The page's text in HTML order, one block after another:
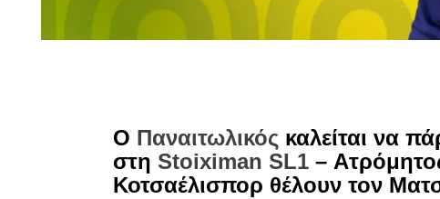
Ο Παναιτωλικόςκαλείται να
στη Stoiximan SL1–
Κοτσαέλισπορ θέλουν τον